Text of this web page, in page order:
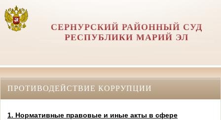
СЕРНУРСКИЙ РАЙОННЫЙ СУД
РЕСПУБЛИКИ МАРИЙ ЭЛ
ПРОТИВОДЕЙСТВИЕ КОРРУПЦИИ
1. Нормативные правовые и иные акты в сфере